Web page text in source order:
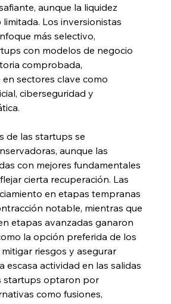
aunque la liquidez
Los inversionistas
más selectivo,
con modelos de negocio
comprobada,
sectores clave como
ciberseguridad y
de las startups se
aunque las
con mejores fundamentales
cierta recuperación. Las
en etapas tempranas
notable, mientras que
etapas avanzadas ganaron
la opción preferida de los
riesgos y asegurar
escasa actividad en las salidas
startups optaron por
como fusiones,